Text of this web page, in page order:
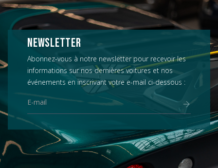
NEWSLETTER
Abonnez-vous à notre newsletter pour recevoir les
informations sur nos dernières voitures et nos
événements en inscrivant votre e-mail ci-dessous :